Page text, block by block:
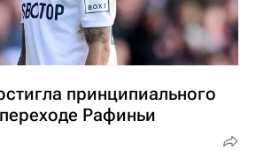
принципиального
Рафиньи